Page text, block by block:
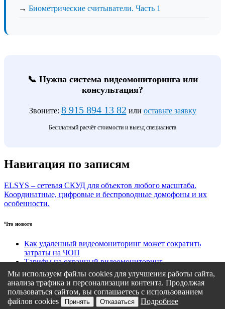
→ Биометрические считыватели. Часть 1
📞 Нужна система видеомониторинга или
консультация?
Звоните: 8 915 894 13 82 или оставьте заявку
Бесплатный расчёт стоимости и выезд специалиста
Навигация по записям
ELSYS – сетевая СКУД для объектов любого масштаба.
Координатные, цифровые и беспроводные домофоны и их
особенности.
Что нового
Как удаленный видеомониторинг может сократить
затраты на ЧОП
Тарифы на охранный видеомониторинг
Этапы подключения удаленного видеомониторинга
Кому подходит удаленный видеомониторинг?
Какие задачи решает удаленный видеомониторинг
Политика конфиденциальности
Мы используем файлы cookies для улучшения работы сайта,
анализа трафика и персонализации контента. Продолжая
пользоваться сайтом, вы соглашаетесь с использованием
файлов cookies
Принять Отказаться Подробнее